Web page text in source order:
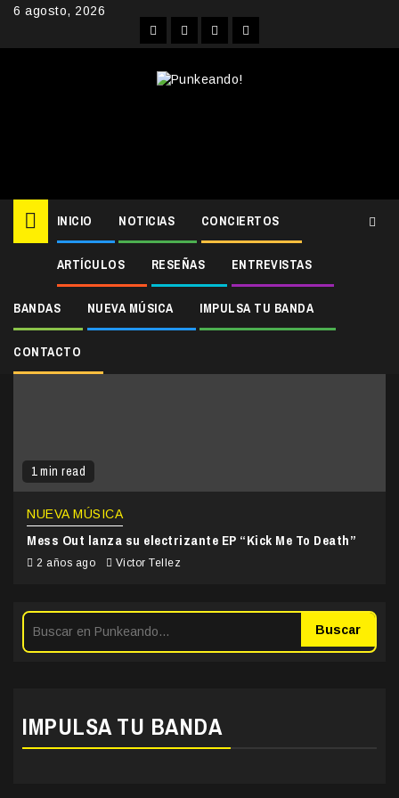
Skip6 agosto, 2026
FacebookInstagram
YouTubeTwitter
INICIO NOTICIAS CONCIERTOS
ARTÍCULOS RESEÑAS ENTREVISTAS
BANDAS NUEVA MÚSICA IMPULSA TU BANDA
CONTACTO
kick me to death ep
kick me to death ep
1 min read
NUEVA MÚSICA
Mess Out lanza su electrizante EP “Kick Me To Death”
2 años ago Victor Tellez
Buscar
IMPULSA TU BANDA